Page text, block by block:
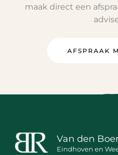
maak direct een
AFSPRAAK
Van den
Eindhoven en